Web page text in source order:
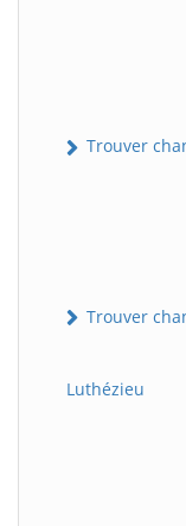
Trouver
Trouver
Luthézieu